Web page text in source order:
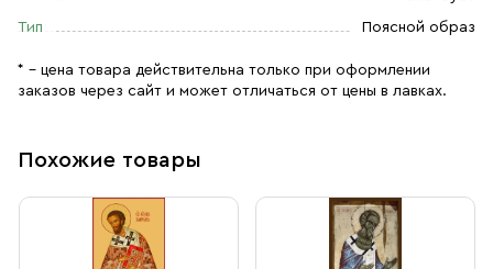
Тип Поясной образ
* – цена товара действительна только при оформлении
заказов через сайт и может отличаться от цены в лавках.
Похожие товары